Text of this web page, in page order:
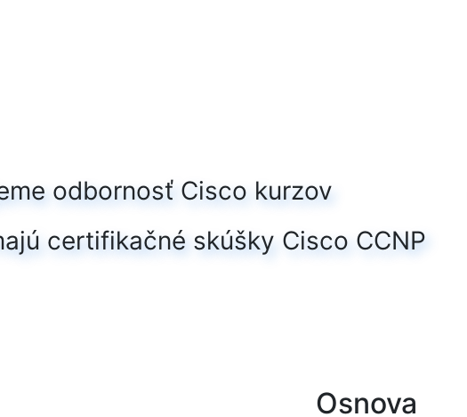
odbornosť Cisco kurzov
certifikačné skúšky Cisco CCNP
Osnova